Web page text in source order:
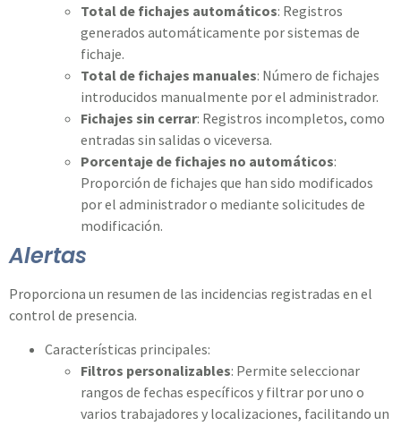
Total de fichajes automáticos: Registros
generados automáticamente por sistemas de
fichaje.
Total de fichajes manuales: Número de fichajes
introducidos manualmente por el administrador.
Fichajes sin cerrar: Registros incompletos, como
entradas sin salidas o viceversa.
Porcentaje de fichajes no automáticos:
Proporción de fichajes que han sido modificados
por el administrador o mediante solicitudes de
modificación.
Alertas
Proporciona un resumen de las incidencias registradas en el
control de presencia.
Características principales:
Filtros personalizables: Permite seleccionar
rangos de fechas específicos y filtrar por uno o
varios trabajadores y localizaciones, facilitando un